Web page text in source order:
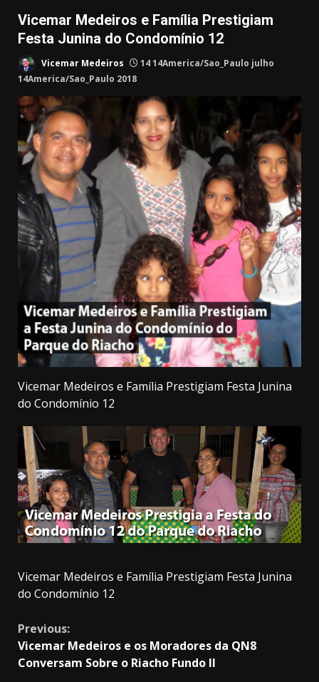
Vicemar Medeiros e Família Prestigiam
Festa Junina do Condomínio 12
Vicemar Medeiros
14 14America/Sao_Paulo julho
14America/Sao_Paulo 2018
Vicemar Medeiros e Família Prestigiam Festa Junina
do Condomínio 12
Vicemar Medeiros e Família Prestigiam Festa Junina
do Condomínio 12
Continue
Reading
Previous:
Vicemar Medeiros e os Moradores da QN8
Conversam Sobre o Riacho Fundo II